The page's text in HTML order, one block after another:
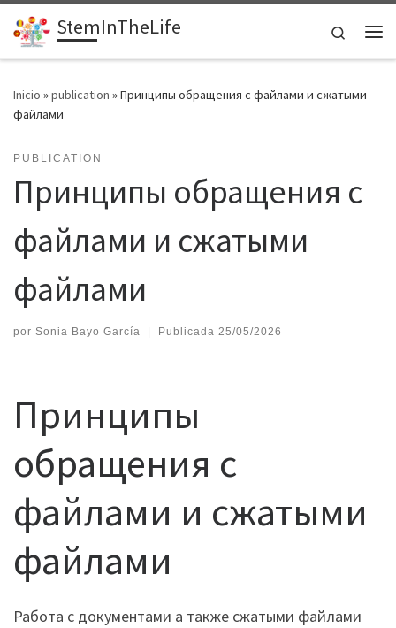
Saltar al contenido
StemInTheLife
Search
Inicio »publication »Принципы обращения с файлами и сжатыми
файлами
PUBLICATION
Принципы обращения с
файлами и сжатыми
файлами
por Sonia Bayo García | Publicada 25/05/2026
Принципы
обращения с
файлами и сжатыми
файлами
Работа с документами а также сжатыми файлами